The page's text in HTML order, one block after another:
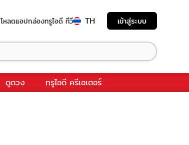
โหลดแอปกล่องทรูไอดี ทีวี TH เข้าสู่ระบบ
ดูดวง ทรูไอดี ครีเอเตอร์